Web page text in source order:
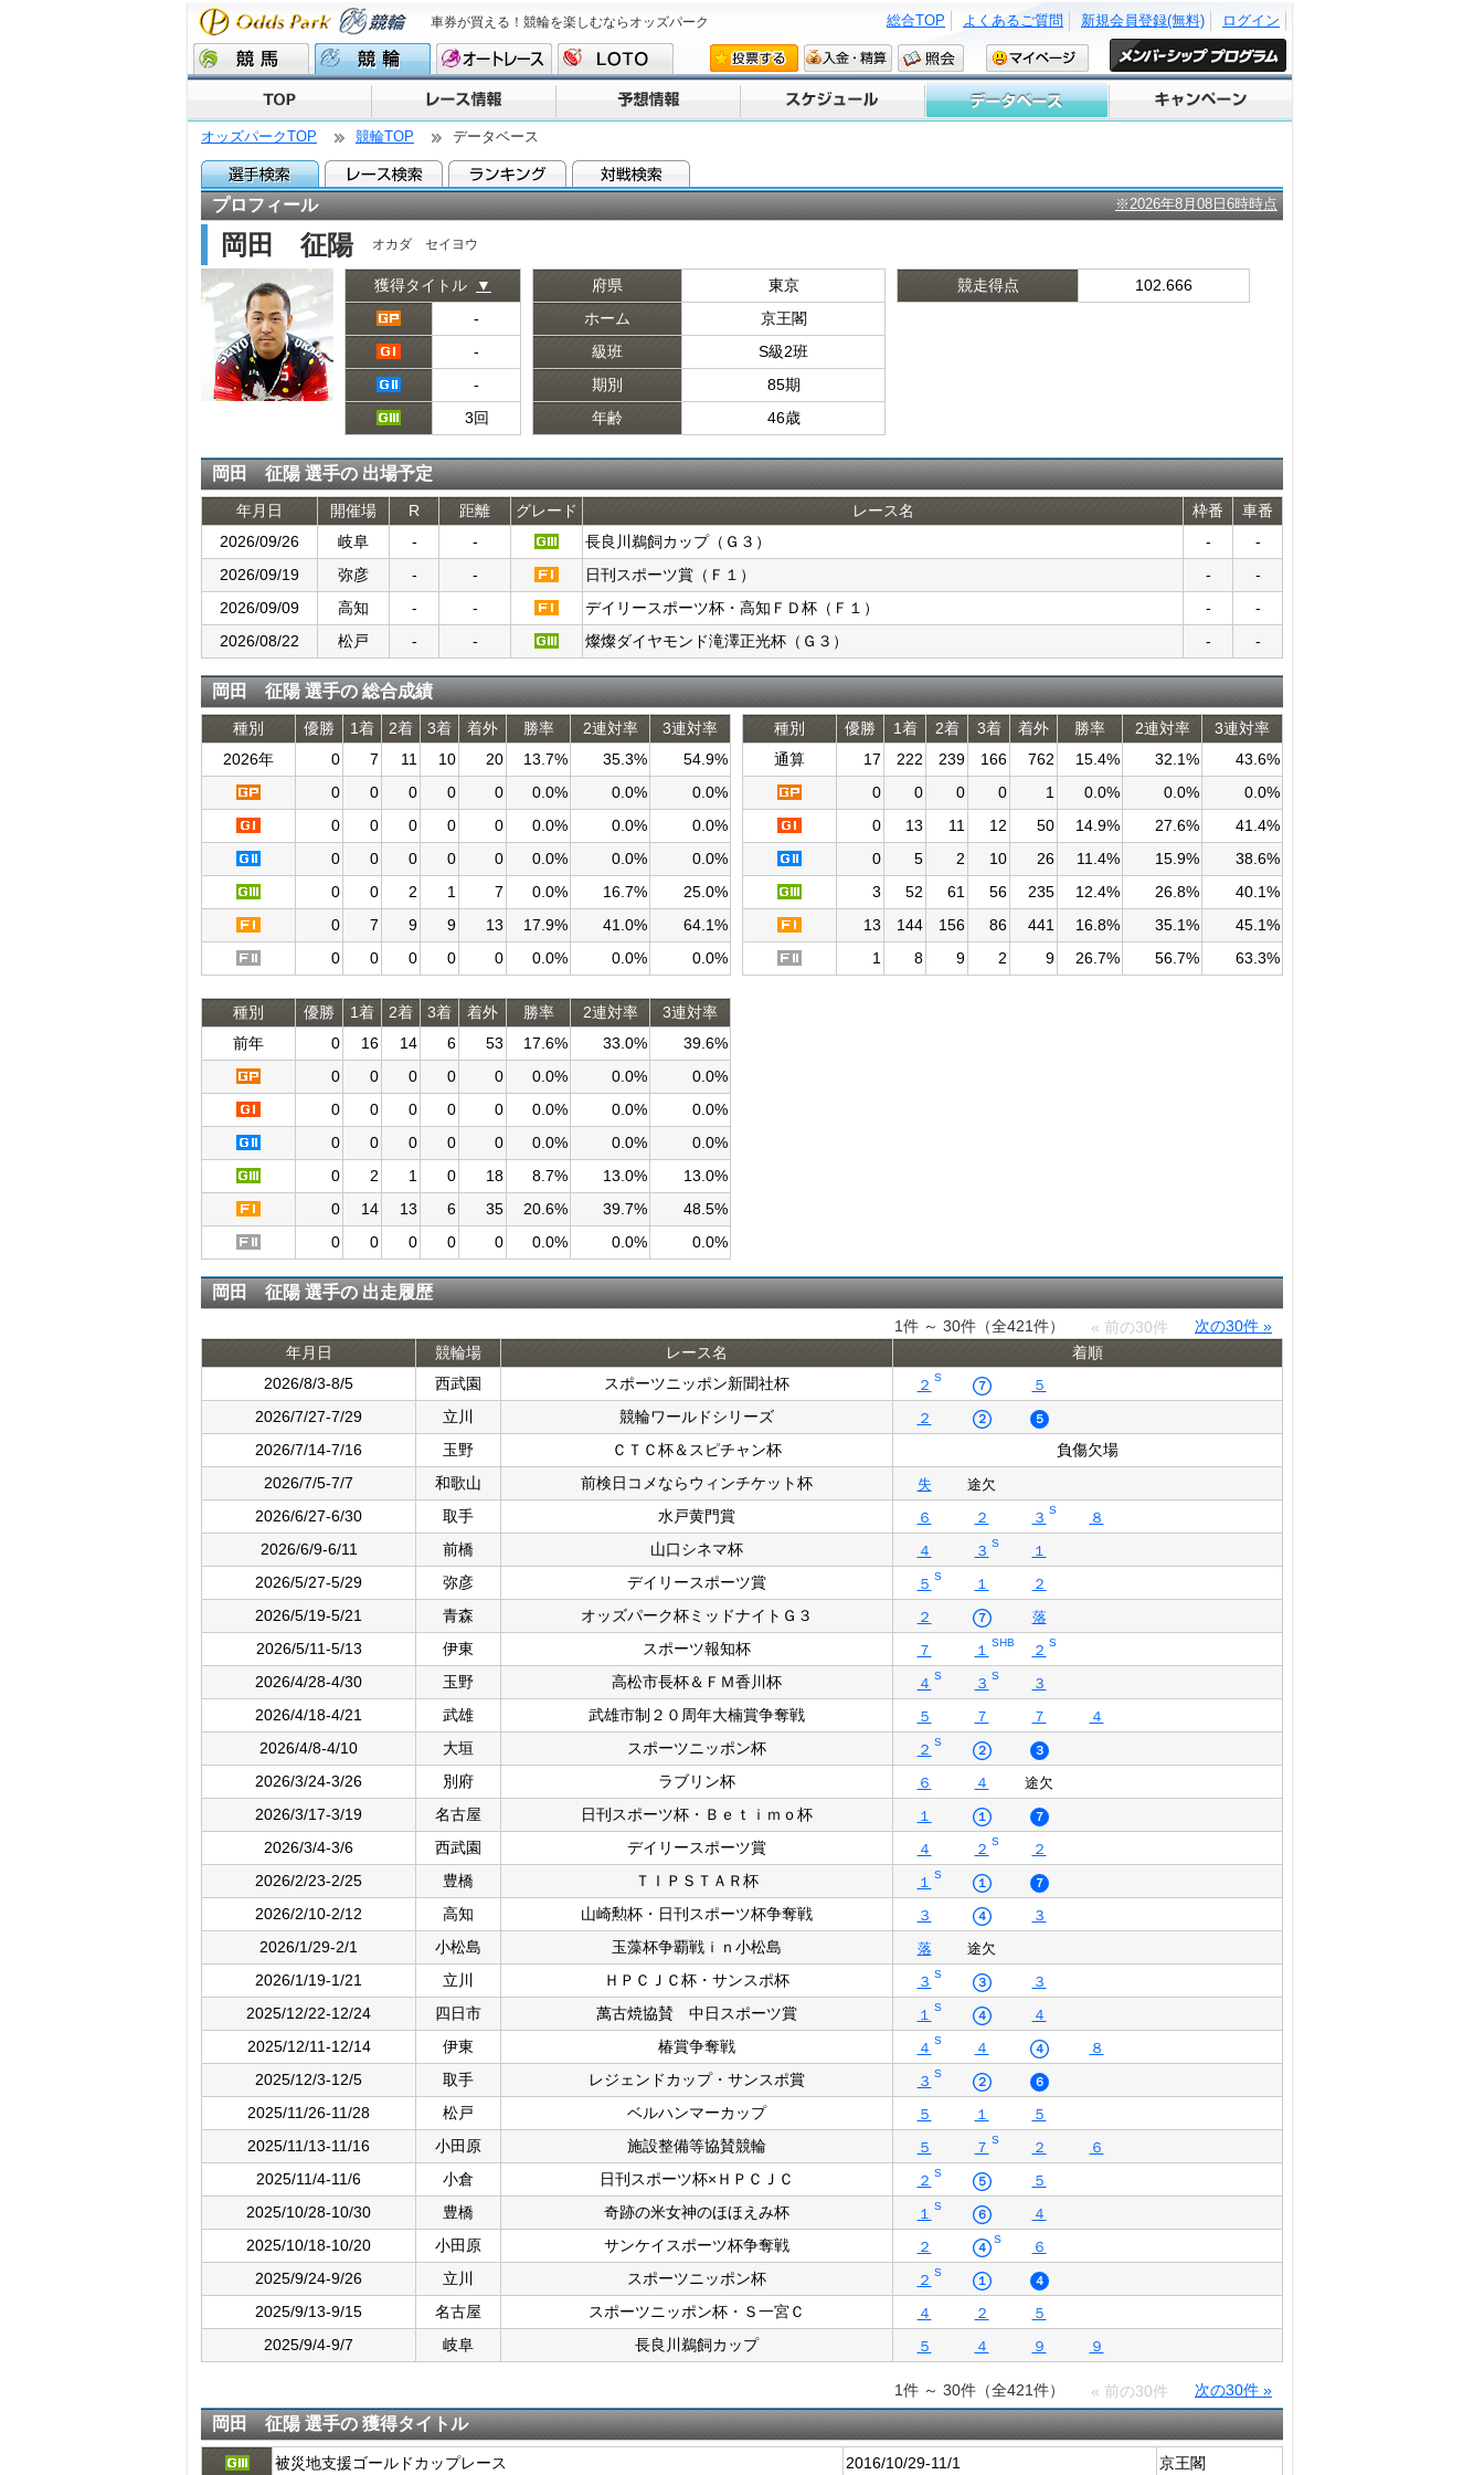
車券が買える！競輪を楽しむならオッズパーク ログイン
新規会員登録(無料)
よくあるご質問
総合TOP
オッズパークTOP 競輪TOP データベース
プロフィール ※2026年8月08日6時時点
岡田 征陽 オカダ セイヨウ
獲得タイトル
▼
‐
‐
‐
3回
府県
東京
ホーム
京王閣
級班
S級2班
期別
85期
年齢
46歳
競走得点 102.666
岡田 征陽 選手の 出場予定
年月日 開催場 R 距離 グレード レース名 枠番
車番
2026/09/26
岐阜 - - 長良川鵜飼カップ（Ｇ３） -
-
2026/09/19
弥彦 - - 日刊スポーツ賞（Ｆ１） -
-
2026/09/09
高知 - - デイリースポーツ杯・高知ＦＤ杯（Ｆ１） -
-
2026/08/22
松戸 - - 燦燦ダイヤモンド滝澤正光杯（Ｇ３） - -
岡田 征陽 選手の 総合成績
種別 優勝 1着 2着 3着 着外 勝率 2連対率
3連対率
2026年
0 7 11 10 20 13.7% 35.3%
54.9%
0
0 0 0 0 0.0% 0.0%
0.0%
0
0 0 0 0 0.0% 0.0%
0.0%
0
0 0 0 0 0.0% 0.0%
0.0%
0
0 2 1 7 0.0% 16.7%
25.0%
0
7 9 9 13 17.9% 41.0%
64.1%
0
0 0 0 0 0.0% 0.0% 0.0%
種別 優勝 1着 2着 3着 着外 勝率 2連対率
3連対率
前年
0 16 14 6 53 17.6% 33.0%
39.6%
0
0 0 0 0 0.0% 0.0%
0.0%
0
0 0 0 0 0.0% 0.0%
0.0%
0
0 0 0 0 0.0% 0.0%
0.0%
0
2 1 0 18 8.7% 13.0%
13.0%
0
14 13 6 35 20.6% 39.7%
48.5%
0
0 0 0 0 0.0% 0.0% 0.0%
種別 優勝 1着 2着 3着 着外 勝率 2連対率
3連対率
通算
17 222 239 166 762 15.4% 32.1%
43.6%
0
0 0 0 1 0.0% 0.0%
0.0%
0
13 11 12 50 14.9% 27.6%
41.4%
0
5 2 10 26 11.4% 15.9%
38.6%
3
52 61 56 235 12.4% 26.8%
40.1%
13
144 156 86 441 16.8% 35.1%
45.1%
1
8 9 2 9 26.7% 56.7% 63.3%
岡田 征陽 選手の 出走履歴
1件 ～ 30件（全421件） « 前の30件
次の30件 »
年月日
競輪場 レース名
着順
2026/8/3-8/5
西武園 スポーツニッポン新聞社杯 ２ S
７ ５
2026/7/27-7/29 立川 競輪ワールドシリーズ ２ ２ ５
2026/7/14-7/16 玉野 ＣＴＣ杯＆スピチャン杯
負傷欠場
2026/7/5-7/7
和歌山 前検日コメならウィンチケット杯 失 途欠
2026/6/27-6/30 取手 水戸黄門賞 ６ ２ ３ S ８
2026/6/9-6/11 前橋 山口シネマ杯 ４ ３ S １
2026/5/27-5/29 弥彦 デイリースポーツ賞 ５ S １ ２
2026/5/19-5/21 青森 オッズパーク杯ミッドナイトＧ３ ２ ７ 落
2026/5/11-5/13 伊東 スポーツ報知杯 ７ １ SHB ２ S
2026/4/28-4/30 玉野 高松市長杯＆ＦＭ香川杯 ４ S ３ S ３
2026/4/18-4/21 武雄 武雄市制２０周年大楠賞争奪戦 ５ ７ ７ ４
2026/4/8-4/10 大垣 スポーツニッポン杯 ２ S
２ ３
2026/3/24-3/26 別府 ラブリン杯 ６ ４ 途欠
2026/3/17-3/19 名古屋 日刊スポーツ杯・Ｂｅｔｉｍｏ杯 １ １ ７
2026/3/4-3/6 西武園 デイリースポーツ賞 ４ ２ S ２
2026/2/23-2/25 豊橋 ＴＩＰＳＴＡＲ杯 １ S
１ ７
2026/2/10-2/12 高知 山崎勲杯・日刊スポーツ杯争奪戦 ３ ４ ３
2026/1/29-2/1 小松島 玉藻杯争覇戦ｉｎ小松島 落 途欠
2026/1/19-1/21 立川 ＨＰＣＪＣ杯・サンスポ杯 ３ S
３ ３
2025/12/22-12/24 四日市 萬古焼協賛 中日スポーツ賞 １ S
４ ４
2025/12/11-12/14 伊東 椿賞争奪戦 ４ S ４ ４ ８
2025/12/3-12/5 取手 レジェンドカップ・サンスポ賞 ３ S
２ ６
2025/11/26-11/28 松戸 ベルハンマーカップ ５ １ ５
2025/11/13-11/16 小田原 施設整備等協賛競輪 ５ ７ S ２ ６
2025/11/4-11/6 小倉 日刊スポーツ杯×ＨＰＣＪＣ ２ S
５ ５
2025/10/28-10/30 豊橋 奇跡の米女神のほほえみ杯 １ S
６ ４
2025/10/18-10/20 小田原 サンケイスポーツ杯争奪戦 ２ ４
S ６
2025/9/24-9/26 立川 スポーツニッポン杯 ２ S
１ ４
2025/9/13-9/15 名古屋 スポーツニッポン杯・Ｓ一宮Ｃ ４ ２ ５
2025/9/4-9/7 岐阜 長良川鵜飼カップ ５ ４ ９ ９
1件 ～ 30件（全421件） « 前の30件 次の30件 »
岡田 征陽 選手の 獲得タイトル
被災地支援ゴールドカップレース 2016/10/29-11/1 京王閣